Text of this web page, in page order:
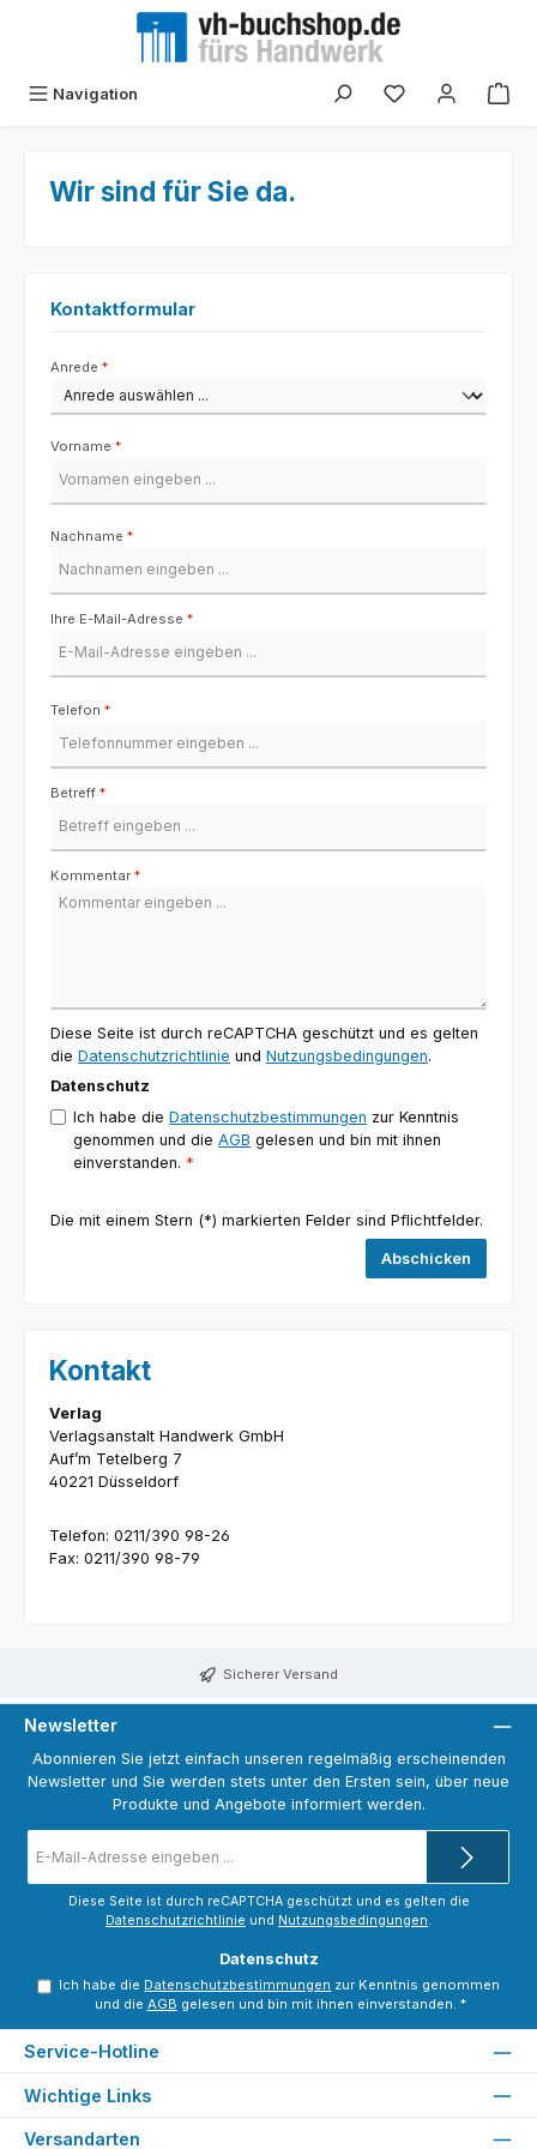
Zum Hauptinhalt springen
Navigation
Wir sind für Sie da.
Kontaktformular
Anrede *
Vorname *
Nachname *
Ihre E-Mail-Adresse *
Telefon *
Betreff *
Kommentar *
Diese Seite ist durch reCAPTCHA geschützt und es gelten
die Datenschutzrichtlinie und Nutzungsbedingungen.
Datenschutz
Ich habe dieDatenschutzbestimmungen zur Kenntnis
genommen und dieAGB gelesen und bin mit ihnen
einverstanden. *
Die mit einem Stern (*) markierten Felder sind Pflichtfelder.
Abschicken
Kontakt
Verlag
Verlagsanstalt Handwerk GmbH
Auf’m Tetelberg 7
40221 Düsseldorf
Telefon: 0211/390 98-26
Fax: 0211/390 98-79
Sicherer Versand
Newsletter
Abonnieren Sie jetzt einfach unseren regelmäßig erscheinenden
Newsletter und Sie werden stets unter den Ersten sein, über neue
Produkte und Angebote informiert werden.
Mail-
Adresse
Diese Seite ist durch reCAPTCHA geschützt und es gelten die
Datenschutzrichtlinie und Nutzungsbedingungen.
Datenschutz
Ich habe die Datenschutzbestimmungen zur Kenntnis genommen
und die AGB gelesen und bin mit ihnen einverstanden. *
Service-Hotline
Wichtige Links
Versandarten